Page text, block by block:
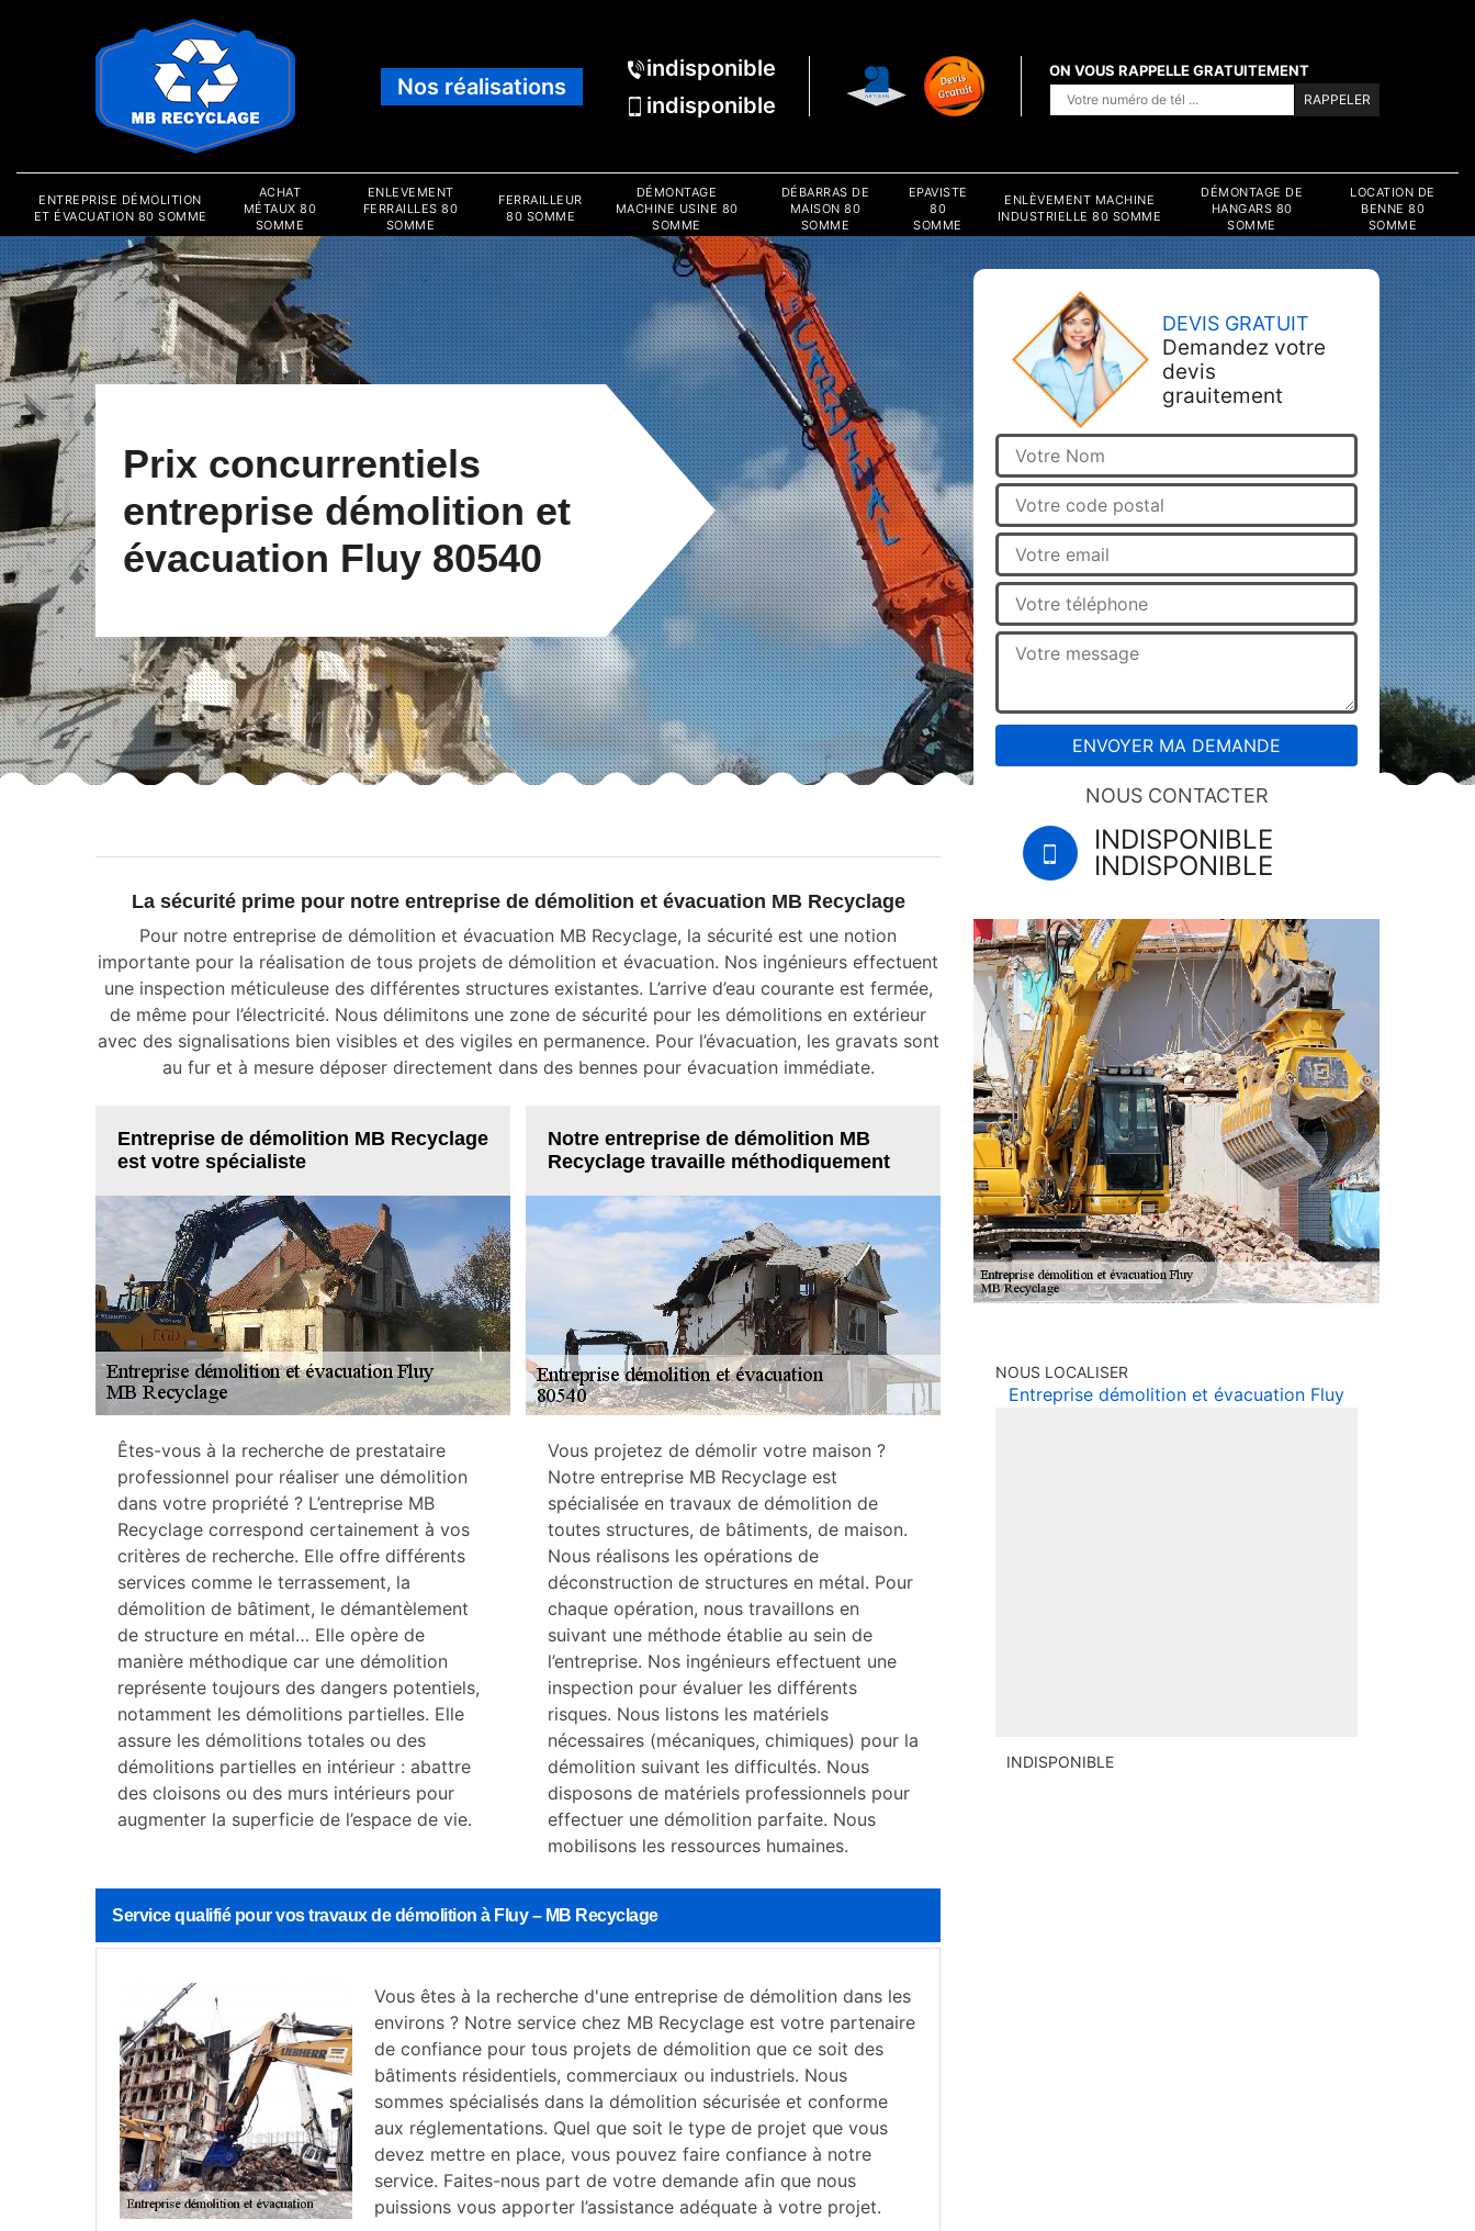
Nos réalisations
indisponible
indisponible
ON VOUS RAPPELLE GRATUITEMENT
ENTREPRISE DÉMOLITION
ET ÉVACUATION 80 SOMME
ACHAT
MÉTAUX 80
SOMME
ENLEVEMENT
FERRAILLES 80
SOMME
FERRAILLEUR
80 SOMME
DÉMONTAGE
MACHINE USINE 80
SOMME
DÉBARRAS DE
MAISON 80
SOMME
EPAVISTE
80
SOMME
ENLÈVEMENT MACHINE
INDUSTRIELLE 80 SOMME
DÉMONTAGE DE
HANGARS 80
SOMME
LOCATION DE
BENNE 80
SOMME
Prix concurrentiels
entreprise démolition et
évacuation Fluy 80540
La sécurité prime pour notre entreprise de démolition et évacuation MB Recyclage
Pour notre entreprise de démolition et évacuation MB Recyclage, la sécurité est une notion
importante pour la réalisation de tous projets de démolition et évacuation. Nos ingénieurs effectuent
une inspection méticuleuse des différentes structures existantes. L’arrive d’eau courante est fermée,
de même pour l’électricité. Nous délimitons une zone de sécurité pour les démolitions en extérieur
avec des signalisations bien visibles et des vigiles en permanence. Pour l’évacuation, les gravats sont
au fur et à mesure déposer directement dans des bennes pour évacuation immédiate.
Service qualifié pour vos travaux de démolition à Fluy – MB Recyclage
Vous êtes à la recherche d'une entreprise de démolition dans les
environs ? Notre service chez MB Recyclage est votre partenaire
de confiance pour tous projets de démolition que ce soit des
bâtiments résidentiels, commerciaux ou industriels. Nous
sommes spécialisés dans la démolition sécurisée et conforme
aux réglementations. Quel que soit le type de projet que vous
devez mettre en place, vous pouvez faire confiance à notre
service. Faites-nous part de votre demande afin que nous
puissions vous apporter l’assistance adéquate à votre projet.
Entreprise de démolition MB Recyclage
est votre spécialiste
Êtes-vous à la recherche de prestataire
professionnel pour réaliser une démolition
dans votre propriété ? L’entreprise MB
Recyclage correspond certainement à vos
critères de recherche. Elle offre différents
services comme le terrassement, la
démolition de bâtiment, le démantèlement
de structure en métal… Elle opère de
manière méthodique car une démolition
représente toujours des dangers potentiels,
notamment les démolitions partielles. Elle
assure les démolitions totales ou des
démolitions partielles en intérieur : abattre
des cloisons ou des murs intérieurs pour
augmenter la superficie de l’espace de vie.
Notre entreprise de démolition MB
Recyclage travaille méthodiquement
Vous projetez de démolir votre maison ?
Notre entreprise MB Recyclage est
spécialisée en travaux de démolition de
toutes structures, de bâtiments, de maison.
Nous réalisons les opérations de
déconstruction de structures en métal. Pour
chaque opération, nous travaillons en
suivant une méthode établie au sein de
l’entreprise. Nos ingénieurs effectuent une
inspection pour évaluer les différents
risques. Nous listons les matériels
nécessaires (mécaniques, chimiques) pour la
démolition suivant les difficultés. Nous
disposons de matériels professionnels pour
effectuer une démolition parfaite. Nous
mobilisons les ressources humaines.
DEVIS GRATUIT
Demandez votre
devis
grauitement
NOUS CONTACTER
INDISPONIBLE
INDISPONIBLE
NOUS LOCALISER
Entreprise démolition et évacuation Fluy
INDISPONIBLE